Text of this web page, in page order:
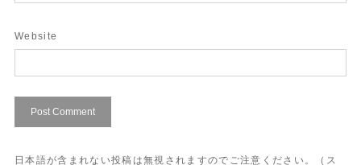
Website
日本語が含まれない投稿は無視されますのでご注意ください。（ス